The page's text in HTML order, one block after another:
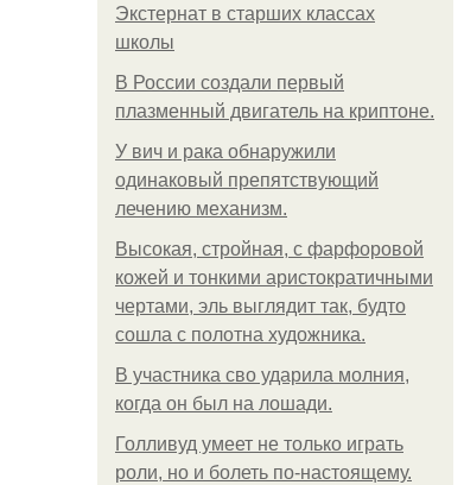
Экстернат в старших классах
школы
В России создали первый
плазменный двигатель на криптоне.
У вич и рака обнаружили
одинаковый препятствующий
лечению механизм.
Высокая, стройная, с фарфоровой
кожей и тонкими аристократичными
чертами, эль выглядит так, будто
сошла с полотна художника.
В участника сво ударила молния,
когда он был на лошади.
Голливуд умеет не только играть
роли, но и болеть по-настоящему.